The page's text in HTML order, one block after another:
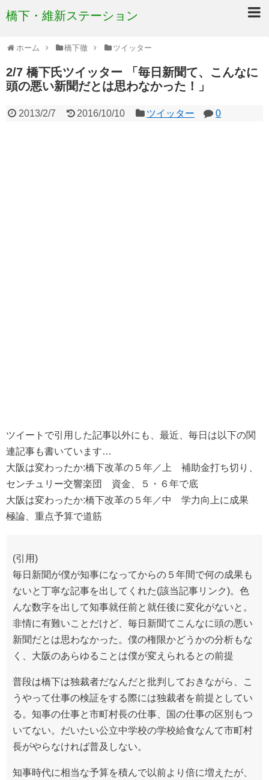
橋下・維新ステーション
ホーム 橋下徹 ツイッター
2/7 橋下氏ツイッター 「毎日新聞て、こんなに
頭の悪い新聞だとは思わなかった！」
2013/2/7 2016/10/10 ツイッター 0
ツイートで引用した記事以外にも、最近、毎日は以下の関
連記事も書いています…
大阪は変わったか:橋下改革の５年／上 補助金打ち切り、
センチュリー交響楽団 資金、５・６年で底
大阪は変わったか:橋下改革の５年／中 学力向上に成果
極論、重点予算で道筋
(引用)
毎日新聞が僕が知事になってからの５年間で何の成果も
ないと丁寧な記事を出してくれた(該当記事リンク)。色
んな数字を出して知事就任前と就任後に変化がないと。
非情に有難いことだけど、毎日新聞てこんなに頭の悪い
新聞だとは思わなかった。僕の権限かどうかの分析もな
く、大阪のあらゆることは僕が変えられるとの前提
普段は橋下は独裁者だなんだと批判しておきながら、こ
うやって仕事の検証をする際には独裁者を前提としてい
る。知事の仕事と市町村長の仕事、国の仕事の区別もつ
いてない。だいたい公立中学校の学校給食なんて市町村
長がやらなければ普及しない。
知事時代に相当な予算を積んで以前より倍に増えたが、